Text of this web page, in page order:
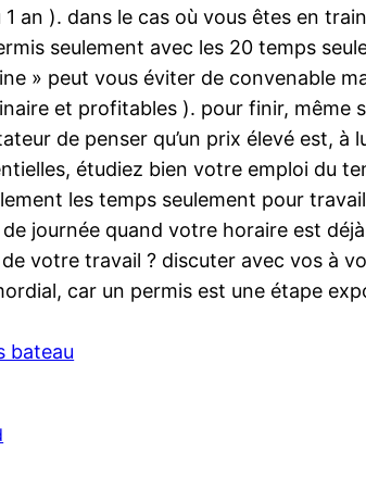
an ). dans le cas où vous êtes en
seulement avec les 20 temps
» peut vous éviter de convenable
et profitables ). pour finir,
de penser qu’un prix élevé est,
étudiez bien votre emploi du
les temps seulement pour
journée quand votre horaire est
votre travail ? discuter avec vos à
car un permis est une étape
bateau